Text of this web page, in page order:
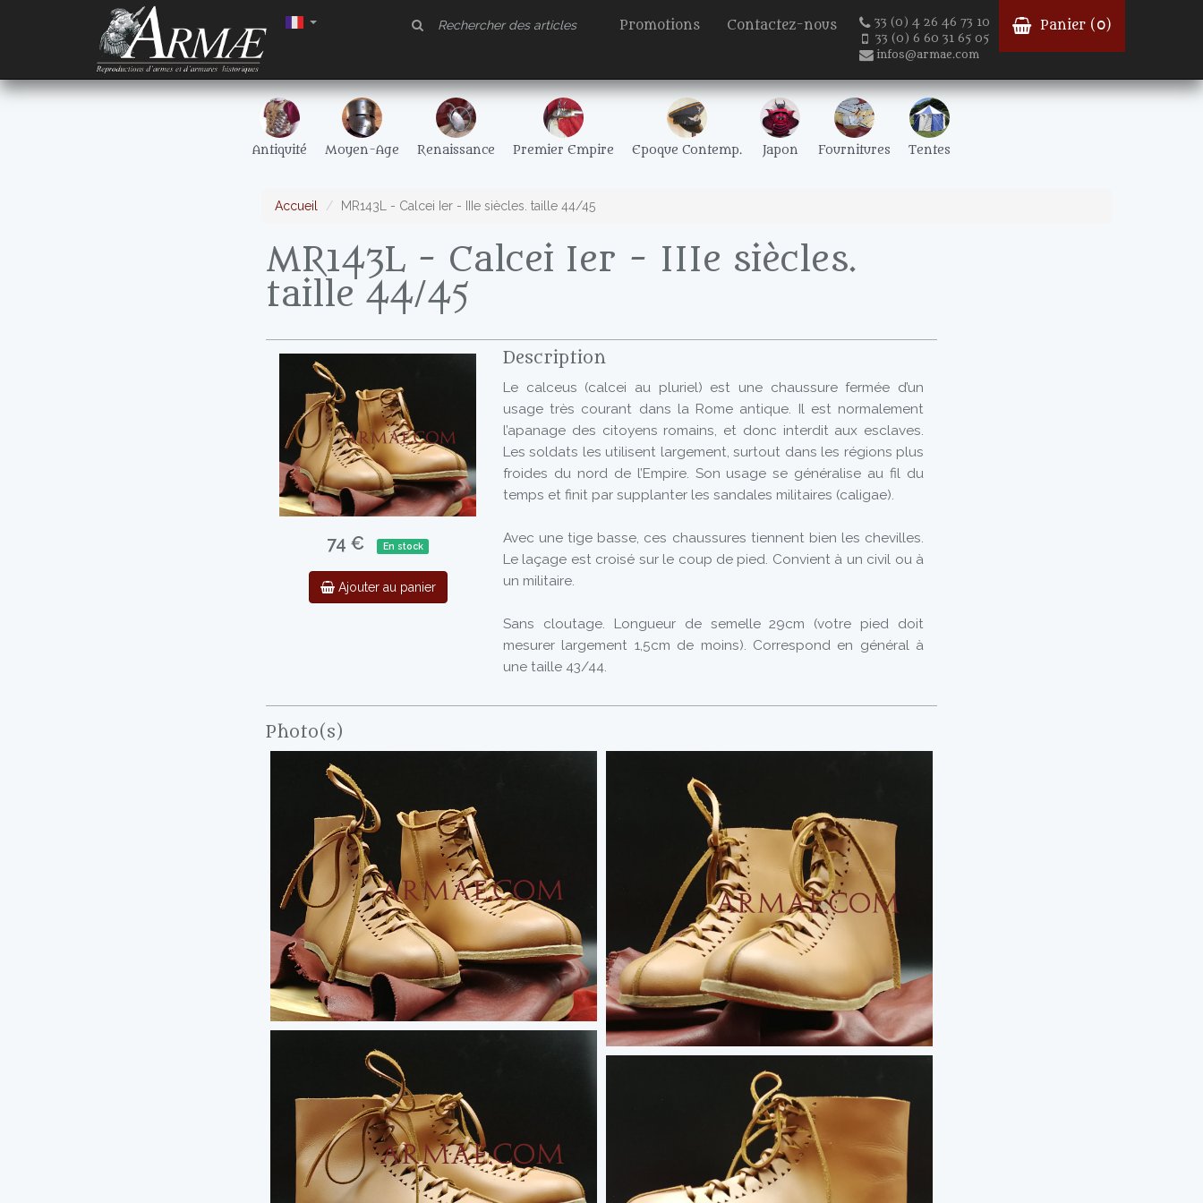
Promotions Contactez-nous
33 (0) 4 26 46 73 10
33 (0) 6 60 31 65 05
infos@armae.com
Panier ( 0)
Antiquité Moyen-Age Renaissance Premier Empire Epoque Contemp. Japon Fournitures Tentes
Accueil MR143L - Calcei Ier - IIIe siècles. taille 44/45
MR143L - Calcei Ier - IIIe siècles.
taille 44/45
74 € En stock
Ajouter au panier
Description
Le calceus (calcei au pluriel) est une chaussure fermée d’un
usage très courant dans la Rome antique. Il est normalement
l’apanage des citoyens romains, et donc interdit aux esclaves.
Les soldats les utilisent largement, surtout dans les régions plus
froides du nord de l’Empire. Son usage se généralise au fil du
temps et finit par supplanter les sandales militaires (caligae).
Avec une tige basse, ces chaussures tiennent bien les chevilles.
Le laçage est croisé sur le coup de pied. Convient à un civil ou à
un militaire.
Sans cloutage. Longueur de semelle 29cm (votre pied doit
mesurer largement 1,5cm de moins). Correspond en général à
une taille 43/44.
Photo(s)